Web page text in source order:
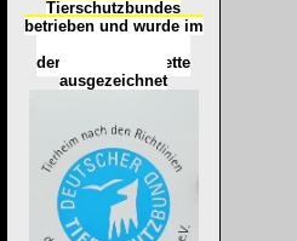
Tierschutzbundes
betrieben und wurde im
der
Tierheimplakette
ausgezeichnet